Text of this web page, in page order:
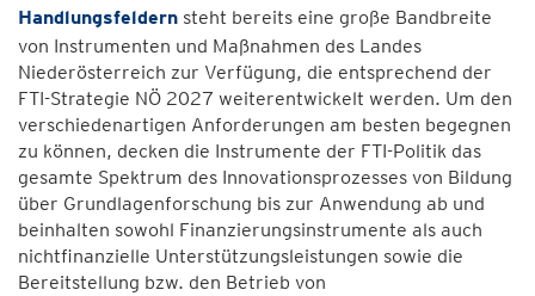
Handlungsfeldern steht bereits eine große Bandbreite
von Instrumenten und Maßnahmen des Landes
Niederösterreich zur Verfügung, die entsprechend der
FTI-Strategie NÖ 2027 weiterentwickelt werden. Um den
verschiedenartigen Anforderungen am besten begegnen
zu können, decken die Instrumente der FTI-Politik das
gesamte Spektrum des Innovationsprozesses von Bildung
über Grundlagenforschung bis zur Anwendung ab und
beinhalten sowohl Finanzierungsinstrumente als auch
nichtfinanzielle Unterstützungsleistungen sowie die
Bereitstellung bzw. den Betrieb von